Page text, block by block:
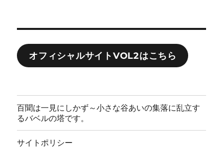
オフィシャルサイトVOL2はこちら
百聞は一見にしかず～小さな谷あいの集落に乱立す
るバベルの塔です。
サイトポリシー